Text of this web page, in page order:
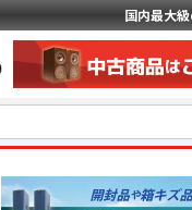
国内最大